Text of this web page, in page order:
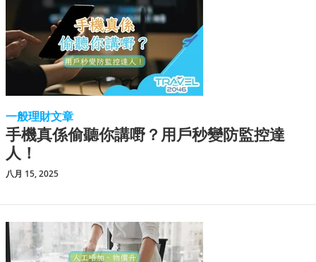
一般理財文章
手機真係偷聽你講嘢？用戶秒變防監控達
人！
八月 15, 2025